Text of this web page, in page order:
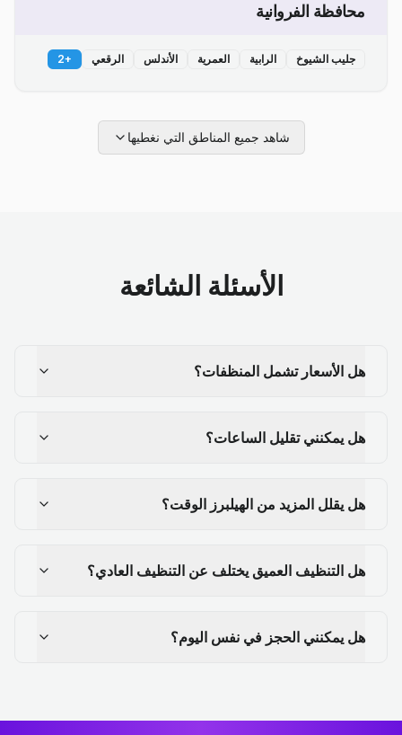
محافظة الفروانية
جليب الشيوخ الرابية العمرية الأندلس الرقعي +
2
شاهد جميع المناطق التي نغطيها
الأسئلة الشائعة
هل الأسعار تشمل المنظفات؟
هل يمكنني تقليل الساعات؟
هل يقلل المزيد من الهيلبرز الوقت؟
هل التنظيف العميق يختلف عن التنظيف العادي؟
هل يمكنني الحجز في نفس اليوم؟